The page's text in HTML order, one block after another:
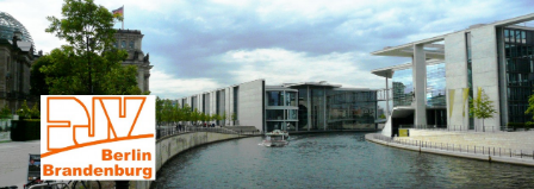
Zum
Inhalt
springen